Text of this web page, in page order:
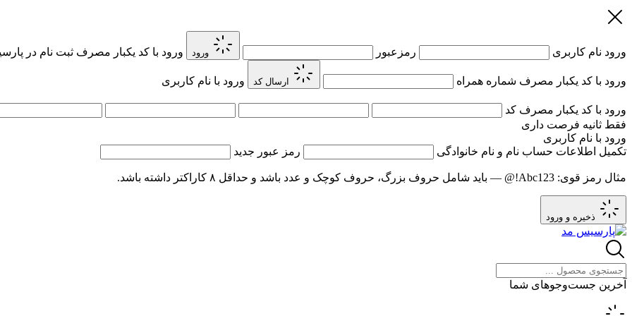
ورود نام کاربری رمزعبور ورود ورود با کد یکبار مصرف ثبت نام در
ورود با کد یکبار مصرف شماره همراه ارسال کد ورود با نام کاربری
ورود با کد یکبار مصرف کد
فقط ثانیه فرصت داری
ورود با نام کاربری
تکمیل اطلاعات حساب نام و نام خانوادگی رمز عبور جدید
مثال رمز قوی: Abc123!@ — باید شامل حروف بزرگ، حروف کوچک و عدد باشد و حداقل ۸ کاراکتر داشته باشد.
ذخیره و ورود
آخرین جست‌وجوهای شما